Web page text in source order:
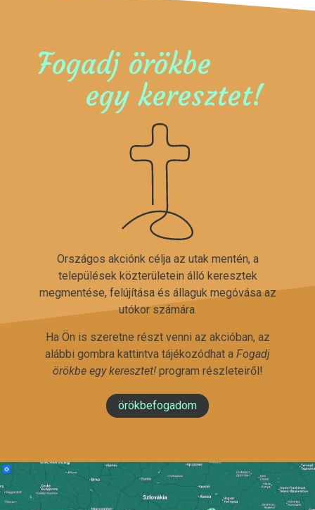
Fogadj örökbe
egy keresztet!
Országos akciónk célja az utak mentén, a
települések közterületein álló keresztek
megmentése, felújítása és állaguk megóvása az
utókor számára.
Ha Ön is szeretne részt venni az akcióban, az
alábbi gombra kattintva tájékozódhat a Fogadj
örökbe egy keresztet!program részleteiről!
örökbefogadom